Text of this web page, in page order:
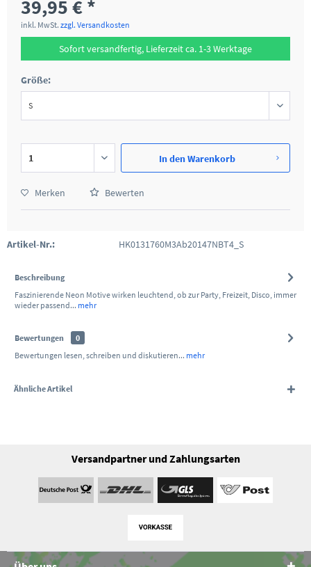
39,95 € *
inkl. MwSt. zzgl. Versandkosten
Sofort versandfertig, Lieferzeit ca. 1-3 Werktage
Größe:
In denWarenkorb
Merken Bewerten
Artikel-Nr.: HK0131760M3Ab20147NBT4_S
Beschreibung
Faszinierende Neon Motive wirken leuchtend, ob zur Party, Freizeit, Disco, immer
wieder passend... mehr
Bewertungen
0
Bewertungen lesen, schreiben und diskutieren... mehr
Ähnliche Artikel
Versandpartner und Zahlungsarten